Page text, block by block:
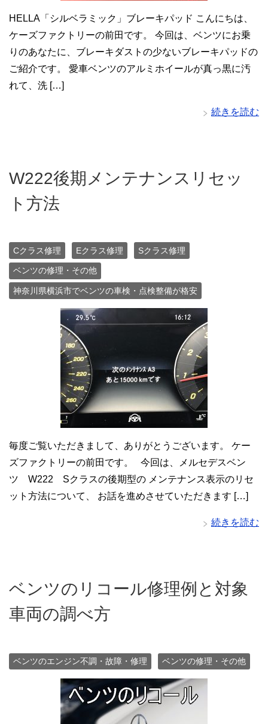
HELLA「シルベラミック」ブレーキパッド こんにちは、
ケーズファクトリーの前田です。 今回は、ベンツにお乗
りのあなたに、ブレーキダストの少ないブレーキパッドの
ご紹介です。 愛車ベンツのアルミホイールが真っ黒に汚
れて、洗 […]
続きを読む
W222後期メンテナンスリセッ
ト方法
Cクラス修理 Eクラス修理 Sクラス修理
ベンツの修理・その他
神奈川県横浜市でベンツの車検・点検整備が格安
毎度ご覧いただきまして、ありがとうございます。 ケー
ズファクトリーの前田です。 今回は、メルセデスベン
ツ W222 Sクラスの後期型の メンテナンス表示のリセ
ット方法について、 お話を進めさせていただきます […]
続きを読む
ベンツのリコール修理例と対象
車両の調べ方
ベンツのエンジン不調・故障・修理 ベンツの修理・その他